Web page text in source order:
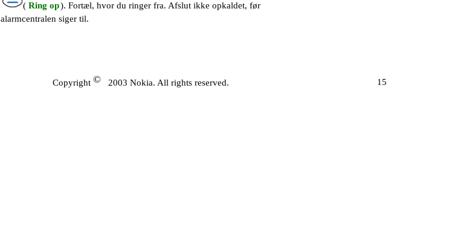
15
Copyright © 2003 Nokia. All rights reserved.
( Ring op). Fortæl, hvor du ringer fra. Afslut ikke opkaldet, før
alarmcentralen siger til.